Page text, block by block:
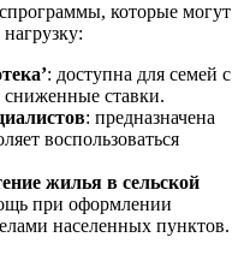
которые могут
: доступна для семей с
сниженные ставки.
: предназначена
воспользоваться
жилья в сельской
при оформлении
населенных пунктов.